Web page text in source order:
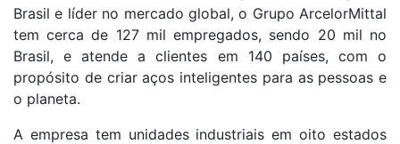
Brasil e líder no mercado global, o Grupo ArcelorMittal
tem cerca de 127 mil empregados, sendo 20 mil no
Brasil, e atende a clientes em 140 países, com o
propósito de criar aços inteligentes para as pessoas e
o planeta.
A empresa tem unidades industriais em oito estados